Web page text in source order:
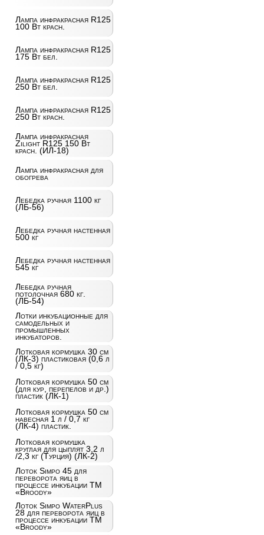
Лампа инфракрасная R125
100 Вт красн.
Лампа инфракрасная R125
175 Вт бел.
Лампа инфракрасная R125
250 Вт бел.
Лампа инфракрасная R125
250 Вт красн.
Лампа инфракрасная
Zilight R125 150 Вт
красн. (ИЛ-18)
Лампа инфракрасная для
обогрева
Лебедка ручная 1100 кг
(ЛБ-56)
Лебедка ручная настенная
500 кг
Лебедка ручная настенная
545 кг
Лебедка ручная
потолочная 680 кг.
(ЛБ-54)
Лотки инкубационные для
самодельных и
промышленных
инкубаторов.
Лотковая кормушка 30 см
(ЛК-3) пластиковая (0,6 л
/ 0,5 кг)
Лотковая кормушка 50 см
(для кур, перепелов и др.)
пластик (ЛК-1)
Лотковая кормушка 50 см
навесная 1 л / 0,7 кг
(ЛК-4) пластик.
Лотковая кормушка
круглая для цыплят 3,2 л
/2,3 кг (Турция) (ЛК-2)
Лоток Simpo 45 для
переворота яиц в
процессе инкубации ТМ
«Broody»
Лоток Simpo WaterPlus
28 для переворота яиц в
процессе инкубации ТМ
«Broody»